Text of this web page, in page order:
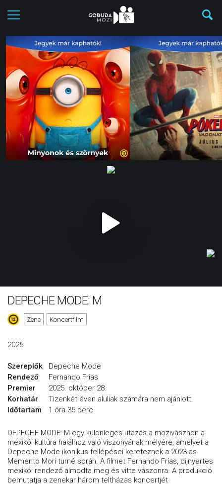
DEPECHE MODE: M
Zene Koncertfilm
2025
Szereplők
Depeche Mode
Rendező
Fernando Frias
Premier
2025. október 28.
Korhatár
Tizenkét éven aluliak számára nem ajánlott.
Időtartam
1 óra 35 perc
DEPECHE MODE: M egy különleges utazás a mozivásznon a
mexikói kultúra halálhoz való viszonyának mélyére, amelyet a
Depeche Mode ikonikus fellépései kereteznek a 2023-as
Memento Mori turné során. A filmet Fernando Frías, díjnyertes
mexikói rendező álmodta meg és vitte vászonra. A produkció
bemutatja a zenekar három teltházas koncertjét